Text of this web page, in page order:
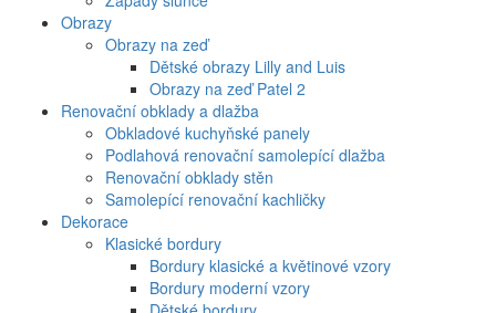
Obrazy
Obrazy na zeď
Dětské obrazy Lilly and Luis
Obrazy na zeď Patel 2
Renovační obklady a dlažba
Obkladové kuchyňské panely
Podlahová renovační samolepící dlažba
Renovační obklady stěn
Samolepící renovační kachličky
Dekorace
Klasické bordury
Bordury klasické a květinové vzory
Bordury moderní vzory